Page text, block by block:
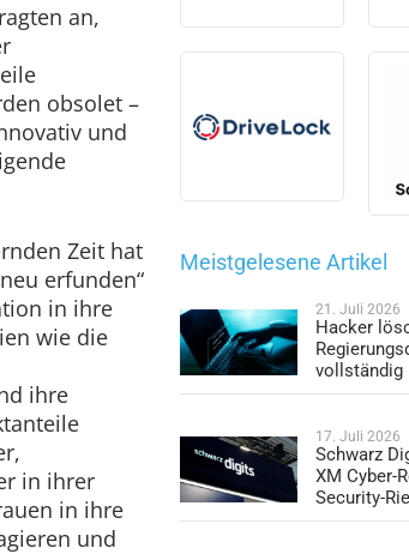
an,
obsolet –
und
Zeit hat
erfunden“
in ihre
wie die
ihre
in ihrer
in ihre
und
Meistgelesene Artikel
21. Juli 2026
Hacker
vollständig
17. Juli 2026
Schwarz
XM Cyber-
Security-